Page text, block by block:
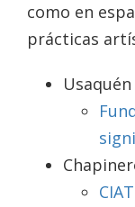
como en
prácticas
Usaquén